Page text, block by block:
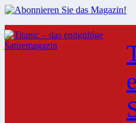
Zum
Inhalt
springen